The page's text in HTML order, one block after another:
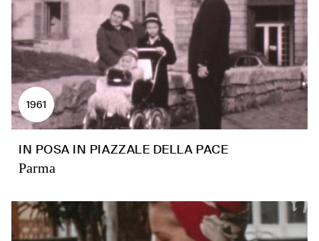
1961
IN POSA IN PIAZZALE DELLA PACE
Parma